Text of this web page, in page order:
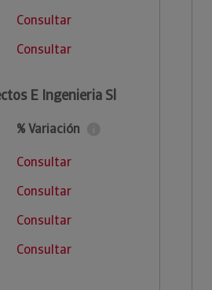
Consultar
Consultar
E Ingenieria Sl
% Variación
Consultar
Consultar
Consultar
Consultar